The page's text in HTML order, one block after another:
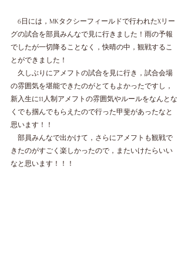
6日には，MKタクシーフィールドで行われたXリー
グの試合を部員みんなで見に行きました！雨の予報
でしたが一切降ることなく，快晴の中，観戦するこ
とができました！
久しぶりにアメフトの試合を見に行き，試合会場
の雰囲気を堪能できたのがとてもよかったですし，
新入生に11人制アメフトの雰囲気やルールをなんとな
くでも掴んでもらえたので行った甲斐があったなと
思います！！
部員みんなで出かけて，さらにアメフトも観戦で
きたのがすごく楽しかったので，またいけたらいい
なと思います！！！